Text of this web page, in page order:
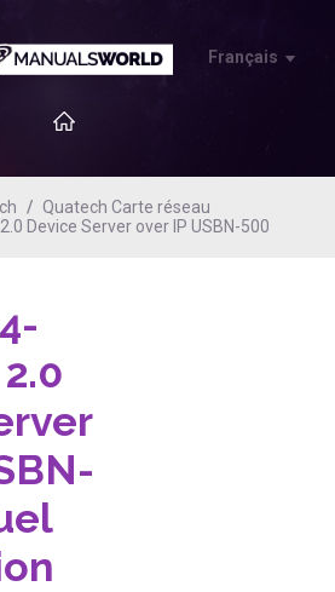
Français
Quatech Carte réseau
Device Server over IP USBN-500